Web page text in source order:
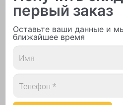
Печать логотипа
первый заказ
Оставьте ваши данные и
ближайшее время